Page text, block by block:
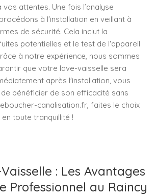
attentes. Une fois l’analyse
à l'installation en veillant à
de sécurité. Cela inclut la
potentielles et le test de l'appareil
à notre expérience, nous sommes
que votre lave-vaisselle sera
après l'installation, vous
bénéficier de son efficacité sans
canalisation.fr, faites le choix
en toute tranquillité !
: Les Avantages
Professionnel au Raincy